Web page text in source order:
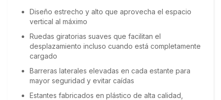
Diseño estrecho y alto que aprovecha el espacio
vertical al máximo
Ruedas giratorias suaves que facilitan el
desplazamiento incluso cuando está completamente
cargado
Barreras laterales elevadas en cada estante para
mayor seguridad y evitar caídas
Estantes fabricados en plástico de alta calidad,